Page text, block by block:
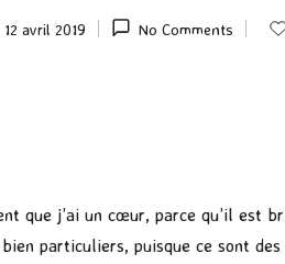
12 avril 2019 No Comments
que j’ai un cœur, parce qu’il est
particuliers, puisque ce sont